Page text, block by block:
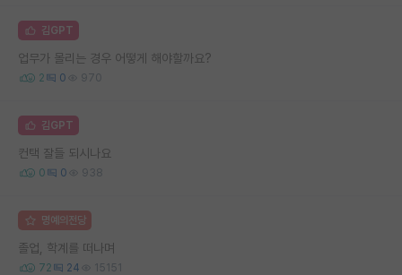
김GPT
업무가 몰리는 경우 어떻게 해야할까요?
2 0 970
김GPT
컨택 잘들 되시나요
0 0 938
명예의전당
졸업, 학계를 떠나며
72 24 15151